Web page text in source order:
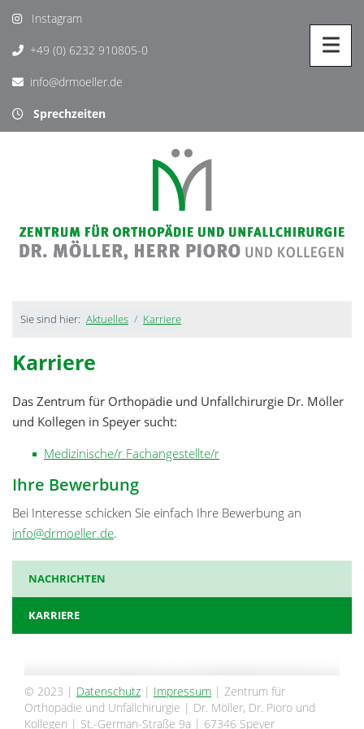
Instagram
+49 (0) 6232 910805-0
info@drmoeller.de
Sprechzeiten
Sie sind hier: Aktuelles Karriere
Karriere
Das Zentrum für Orthopädie und Unfallchirurgie Dr. Möller
und Kollegen in Speyer sucht:
Medizinische/r Fachangestellte/r
Ihre Bewerbung
Bei Interesse schicken Sie einfach Ihre Bewerbung an
info@drmoeller.de.
NACHRICHTEN
KARRIERE
© 2023 | Datenschutz | Impressum | Zentrum für
Orthopädie und Unfallchirurgie | Dr. Möller, Dr. Pioro und
Kollegen | St.-German-Straße 9a | 67346 Speyer